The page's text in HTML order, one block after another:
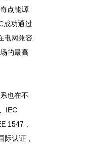
点能源
成功通过
电网兼容
的最高
也在不
IEC
1547 、
际认证，